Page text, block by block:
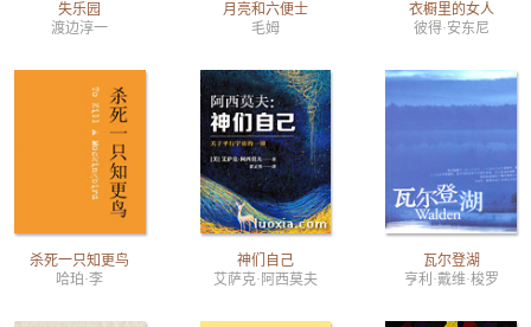
失乐园
渡边淳一
月亮和六便士
毛姆
衣橱里的女人
彼得·安东尼
杀死一只知更鸟
哈珀·李
神们自己
艾萨克·阿西莫夫
瓦尔登湖
亨利·戴维·梭罗